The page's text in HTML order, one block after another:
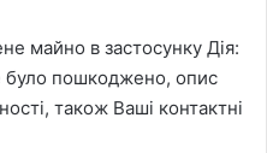
майно в застосунку Дія:
було пошкоджено, опис
також Ваші контактні